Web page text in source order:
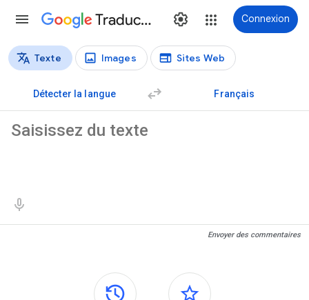
Traduction Connexion
Types de traductions
Texte Images Sites Web
Détecter la langue Français
Envoyer des commentaires